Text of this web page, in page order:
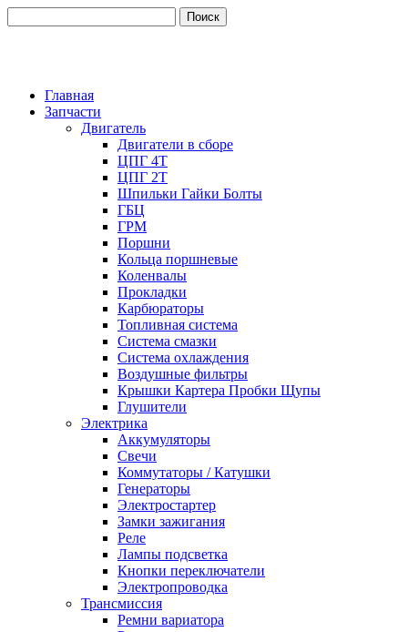
Главная
Запчасти
Двигатель
Двигатели в сборе
ЦПГ 4Т
ЦПГ 2Т
Шпильки Гайки Болты
ГБЦ
ГРМ
Поршни
Кольца поршневые
Коленвалы
Прокладки
Карбюраторы
Топливная система
Система смазки
Система охлаждения
Воздушные фильтры
Крышки Картера Пробки Щупы
Глушители
Электрика
Аккумуляторы
Свечи
Коммутаторы / Катушки
Генераторы
Электростартер
Замки зажигания
Реле
Лампы подсветка
Кнопки переключатели
Электропроводка
Трансмиссия
Ремни вариатора